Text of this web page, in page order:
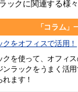
ックに関連する様
「コラム」
クをオフィスで活用！
クを使って、オフィ
ンラックをうまく活
ます！